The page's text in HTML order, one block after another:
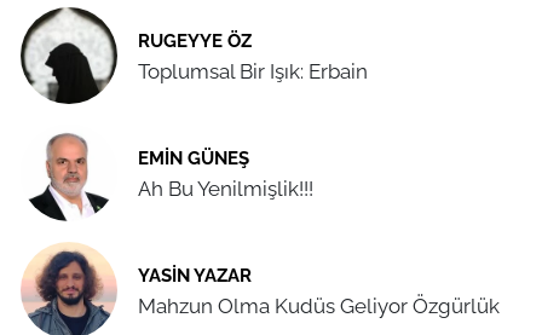
RUGEYYE ÖZ
Toplumsal Bir Işık: Erbain
EMIN GÜNEŞ
Ah Bu Yenilmişlik!!!
YASIN YAZAR
Mahzun Olma Kudüs Geliyor Özgürlük